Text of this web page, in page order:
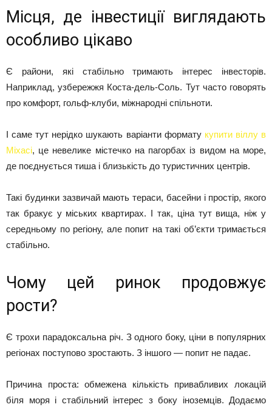
Місця, де інвестиції виглядають
особливо цікаво
Є райони, які стабільно тримають інтерес інвесторів.
Наприклад, узбережжя Коста-дель-Соль. Тут часто говорять
про комфорт, гольф-клуби, міжнародні спільноти.
І саме тут нерідко шукають варіанти формату купити віллу в
Міхасі, це невелике містечко на пагорбах із видом на море,
де поєднується тиша і близькість до туристичних центрів.
Такі будинки зазвичай мають тераси, басейни і простір, якого
так бракує у міських квартирах. І так, ціна тут вища, ніж у
середньому по регіону, але попит на такі об’єкти тримається
стабільно.
Чому цей ринок продовжує
рости?
Є трохи парадоксальна річ. З одного боку, ціни в популярних
регіонах поступово зростають. З іншого — попит не падає.
Причина проста: обмежена кількість привабливих локацій
біля моря і стабільний інтерес з боку іноземців. Додаємо